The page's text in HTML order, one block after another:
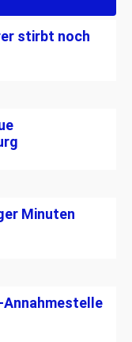
stirbt noch
Minuten